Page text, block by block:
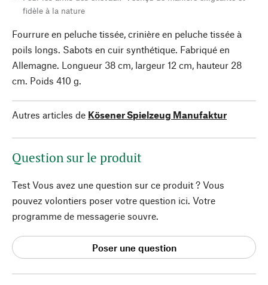
fidèle à la nature
Fourrure en peluche tissée, crinière en peluche tissée à
poils longs. Sabots en cuir synthétique. Fabriqué en
Allemagne. Longueur 38 cm, largeur 12 cm, hauteur 28
cm. Poids 410 g.
Autres articles de Kösener Spielzeug Manufaktur
Question sur le produit
Test Vous avez une question sur ce produit ? Vous
pouvez volontiers poser votre question ici. Votre
programme de messagerie souvre.
Poser une question